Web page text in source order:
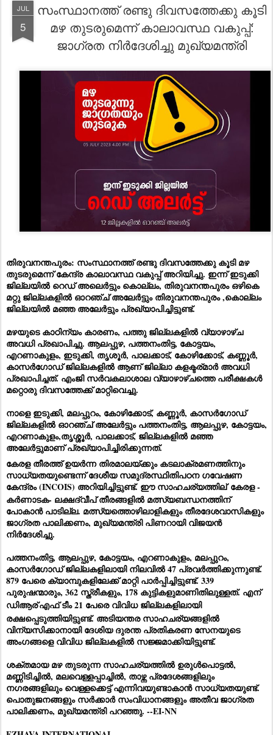
JUL
5
സംസ്ഥാനത്ത് രണ്ടു ദിവസത്തേക്കു കൂടി
മഴ തുടരുമെന്ന് കാലാവസ്ഥ വകുപ്പ്:
ജാഗ്രത നിർദേശിച്ചു മുഖ്യമന്ത്രി
തിരുവനന്തപുരം: സംസ്ഥാനത്ത്രണ്ടു ദിവസത്തേക്കു കൂടി മഴ
തുടരുമെന്ന് കേന്ദ്ര കാലാവസ്ഥ വകുപ്പ് അറിയിച്ചു. ഇന്ന് ഇടുക്കി
ജില്ലയിൽ റെഡ് അലെർട്ടും കൊല്ലം, തിരുവനന്തപുരം ഒഴികെ
മറ്റു ജില്ലകളിൽ ഓറഞ്ച് അലേർട്ടും തിരുവനന്തപുരം ,കൊല്ലം
ജില്ലയിൽ മഞ്ഞ അലേർട്ടും പ്രഖ്യാപിച്ചിട്ടുണ്ട്.
മഴയുടെ കാഠിന്യം കാരണം, പത്തു ജില്ലകളിൽ വ്യാഴാഴ്ച
അവധി പ്രഖാപിച്ചു. ആലപ്പുഴ, പത്തനംതിട്ട, കോട്ടയം,
എറണാകുളം, ഇടുക്കി, തൃശൂർ, പാലക്കാട്, കോഴിക്കോട്, കണ്ണൂർ,
കാസർഗോഡ് ജില്ലകളിൽ ആണ് ജില്ലാ കളക്ടര്മാർ അവധി
പ്രഖാപിച്ചത്. എംജി സർവകലാശാല വ്യാഴാഴ്ചത്തെ പരീക്ഷകൾ
മറ്റൊരു ദിവസത്തേക്ക് മാറ്റിവെച്ചു.
നാളെ ഇടുക്കി, മലപ്പുറം, കോഴിക്കോട്, കണ്ണൂർ, കാസർഗോഡ്
ജില്ലകളിൽ ഓറഞ്ച് അലേർട്ടും പത്തനംതിട്ട, ആലപ്പുഴ, കോട്ടയം,
എറണാകുളം,തൃശ്ശൂർ, പാലക്കാട്, ജില്ലകളിൽ മഞ്ഞ
അലേർട്ടുമാണ് പ്രഖ്യാപിച്ചിരിക്കുന്നത്.
കേരള തീരത്ത് ഉയർന്നതിരമാലയ്ക്കും കടലാക്രമണത്തിനും
സാധ്യതയുണ്ടെന്ന് ദേശീയ സമുദ്രസ്ഥിതിപഠന ഗവേഷണ
കേന്ദ്രം (INCOIS) അറിയിച്ചിട്ടുണ്ട്. ഈ സാഹചര്യത്തില്കേരള -
കർണാടക- ലക്ഷദ്വീപ് തീരങ്ങളിൽ മത്സ്യബന്ധനത്തിന്
പോകാൻ പാടില്ല. മത്സ്യത്തൊഴിലാളികളും തീരദേശവാസികളും
ജാഗ്രത പാലിക്കണം, മുഖ്യമന്ത്രി പിണറായി വിജയൻ
നിർദേശിച്ചു.
പത്തനംതിട്ട, ആലപ്പുഴ, കോട്ടയം, എറണാകുളം, മലപ്പുറം,
കാസർഗോഡ് ജില്ലകളിലായി നിലവിൽ 47 പ്രവർത്തിക്കുന്നുണ്ട്.
879 പേരെ ക്യാമ്പുകളിലേക്ക് മാറ്റി പാർപ്പിച്ചിട്ടുണ്ട്. 339
പുരുഷന്മാരും, 362 സ്ത്രീകളും, 178 കുട്ടികളുമാണിതിലുള്ളത്. എന്
ഡിആര്എഫ് ടീം 21 പേരെ വിവിധ ജില്ലകളിലായി
രക്ഷപ്പെടുത്തിയിട്ടുണ്ട്. അടിയന്തര സാഹചര്യങ്ങളിൽ
വിന്യസിക്കാനായി ദേശിയ ദുരന്ത പ്രതികരണ സേനയുടെ
അംഗങ്ങളെ വിവിധ ജില്ലകളിൽ സജ്ജമാക്കിയിട്ടുണ്ട്.
ശക്തമായ മഴ തുടരുന്ന സാഹചര്യത്തിൽ ഉരുൾപൊട്ടൽ,
മണ്ണിടിച്ചിൽ, മലവെള്ളപ്പാച്ചിൽ, താഴ്ന്ന പ്രദേശങ്ങളിലും
നഗരങ്ങളിലും വെള്ളക്കെട്ട് എന്നിവയുണ്ടാകാൻ സാധ്യതയുണ്ട്.
പൊതുജനങ്ങളും സർക്കാർ സംവിധാനങ്ങളും അതീവ ജാഗ്രത
പാലിക്കണം, മുഖ്യമന്ത്രി പറഞ്ഞു. --EI-NN